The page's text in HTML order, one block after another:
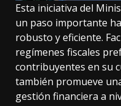
Esta iniciativa del
un paso importante
robusto y eficiente.
regímenes fiscales
contribuyentes en su
también promueve
gestión financiera a